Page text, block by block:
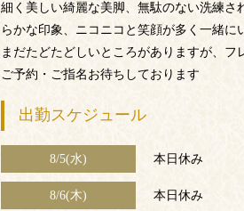
細く美しい綺麗な美脚、無駄のない洗練さ
らかな印象、ニコニコと笑顔が多く一緒に
まだたどたどしいところがありますが、フ
ご予約・ご指名お待ちしております
出勤スケジュール
8/5(水) 本日休み
8/6(木) 本日休み